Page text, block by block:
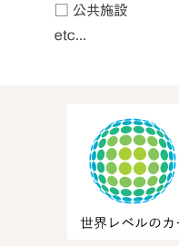
□ 公共施設
etc...